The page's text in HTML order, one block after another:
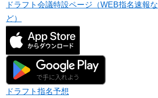
ドラフト会議特設ページ（WEB指名速報な
ど）
ドラフト指名予想